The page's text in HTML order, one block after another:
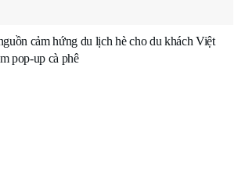
cảm hứng du lịch hè cho du khách Việt
pop-up cà phê